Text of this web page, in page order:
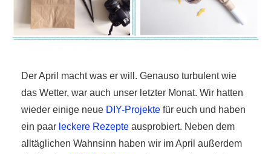
Der April macht was er will. Genauso turbulent wie
das Wetter, war auch unser letzter Monat. Wir hatten
wieder einige neue DIY-Projekte für euch und haben
ein paar leckere Rezepte ausprobiert. Neben dem
alltäglichen Wahnsinn haben wir im April außerdem